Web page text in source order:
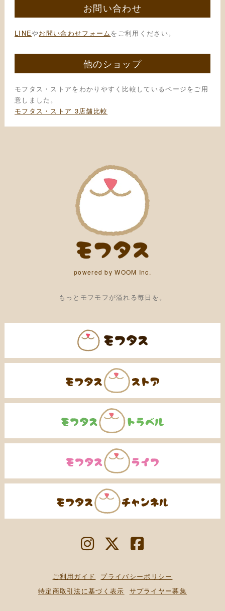
お問い合わせ
LINEやお問い合わせフォームをご利用ください。
他のショップ
モフタス・ストアをわかりやすく比較しているページをご用
意しました。
モフタス・ストア 3店舗比較
powered by WOOM Inc.
もっとモフモフが溢れる毎日を。
ご利用ガイド
プライバシーポリシー
特定商取引法に基づく表示
サプライヤー募集